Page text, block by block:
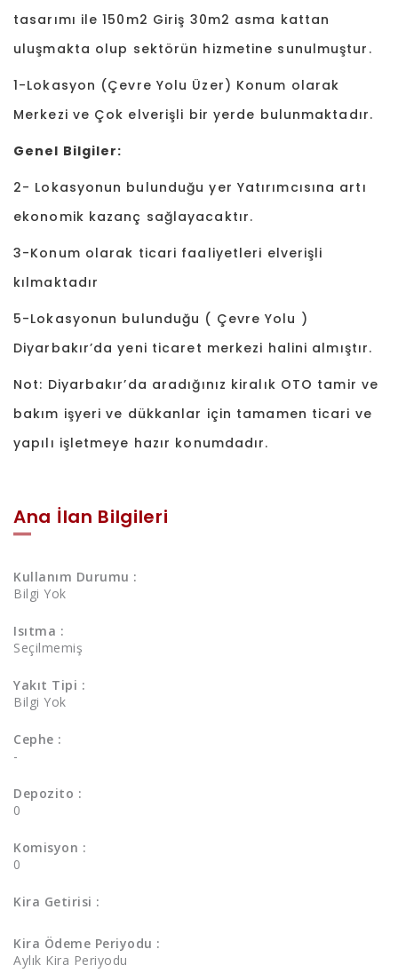
tasarımı ile 150m2 Giriş 30m2 asma kattan
uluşmakta olup sektörün hizmetine sunulmuştur.
1-Lokasyon (Çevre Yolu Üzer) Konum olarak
Merkezi ve Çok elverişli bir yerde bulunmaktadır.
Genel Bilgiler:
2- Lokasyonun bulunduğu yer Yatırımcısına artı
ekonomik kazanç sağlayacaktır.
3-Konum olarak ticari faaliyetleri elverişli
kılmaktadır
5-Lokasyonun bulunduğu ( Çevre Yolu )
Diyarbakır’da yeni ticaret merkezi halini almıştır.
Not: Diyarbakır’da aradığınız kiralık OTO tamir ve
bakım işyeri ve dükkanlar için tamamen ticari ve
yapılı işletmeye hazır konumdadır.
Ana İlan Bilgileri
Kullanım Durumu :
Bilgi Yok
Isıtma :
Seçilmemiş
Yakıt Tipi :
Bilgi Yok
Cephe :
-
Depozito :
0
Komisyon :
0
Kira Getirisi :
Kira Ödeme Periyodu :
Aylık Kira Periyodu